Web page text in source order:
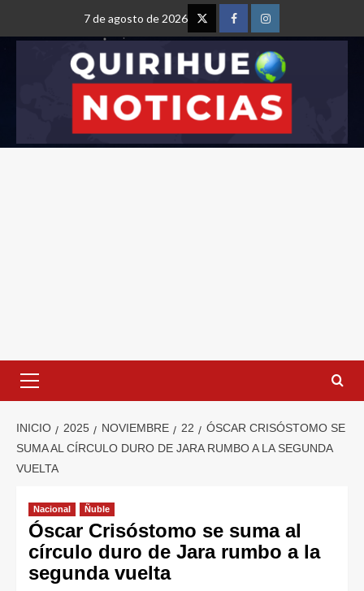
7 de agosto de 2026
INICIO 2025 NOVIEMBRE 22
ÓSCAR CRISÓSTOMO SE
SUMA AL CÍRCULO DURO DE JARA RUMBO A LA SEGUNDA
VUELTA
Nacional Ñuble
Óscar Crisóstomo se suma al
círculo duro de Jara rumbo a la
segunda vuelta